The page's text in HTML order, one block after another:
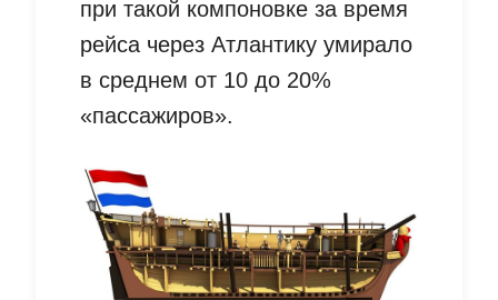
при такой компоновке за время
рейса через Атлантику умирало
в среднем от 10 до 20%
«пассажиров».